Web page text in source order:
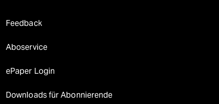
Feedback
Aboservice
ePaper Login
Downloads für Abonnierende